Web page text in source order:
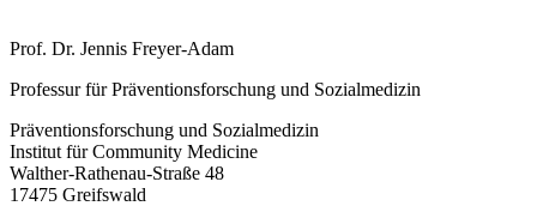
Prof. Dr. Jennis Freyer-Adam
Professur für Präventionsforschung und Sozialmedizin
Präventionsforschung und Sozialmedizin
Institut für Community Medicine
Walther-Rathenau-Straße 48
17475 Greifswald